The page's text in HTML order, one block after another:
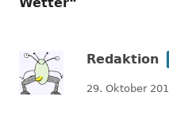
Redaktion
29. Oktober